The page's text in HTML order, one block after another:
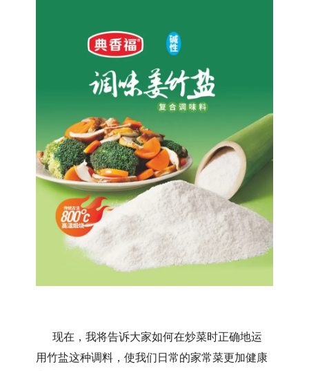
现在，我将告诉大家如何在炒菜时正确地运
用竹盐这种调料，使我们日常的家常菜更加健康